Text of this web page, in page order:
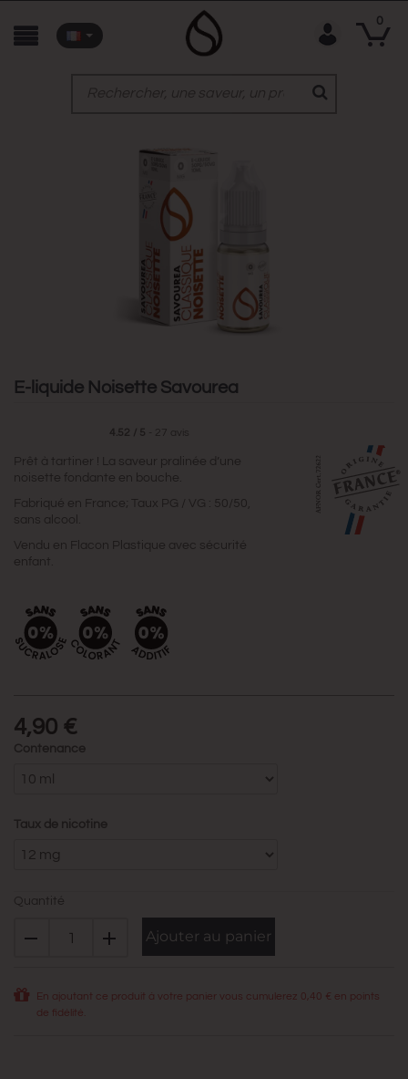
0
E-liquide Noisette Savourea
4.52 / 5 27 avis
Prêt à tartiner ! La saveur pralinée d’une
noisette fondante en bouche.
Fabriqué en France; Taux PG / VG : 50/50,
sans alcool.
Vendu en Flacon Plastique avec sécurité
enfant.
4,90 €
Contenance
Taux de nicotine
Quantité
Ajouter au panier
En ajoutant ce produit à votre panier vous cumulerez 0,40 € en points
de fidélité.